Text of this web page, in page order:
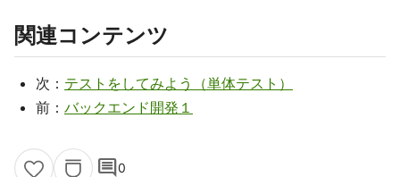
関連コンテンツ
次： テストをしてみよう（単体テスト）
前： バックエンド開発１
comment0